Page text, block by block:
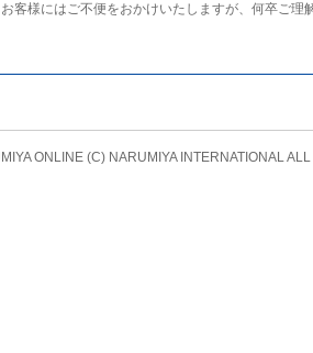
お客様にはご不便をおかけいたしますが、何卒ご理